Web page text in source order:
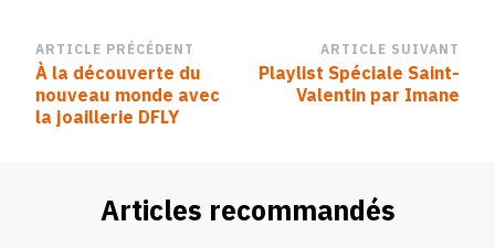
Navigation
d’article
ARTICLE PRÉCÉDENT
À la découverte du
nouveau monde avec
la joaillerie DFLY
ARTICLE SUIVANT
Playlist Spéciale Saint-
Valentin par Imane
Articles recommandés